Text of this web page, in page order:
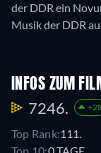
der DDR ein
Musik der DDR
INFOS ZUM
7246.
Top Rank:111.